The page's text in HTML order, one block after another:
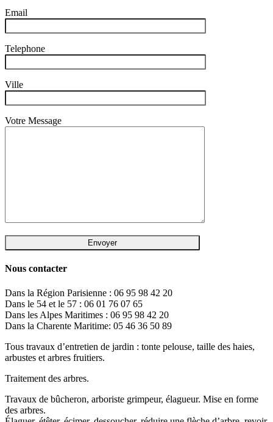
Email
Telephone
Ville
Votre Message
Nous contacter
Dans la Région Parisienne : 06 95 98 42 20
Dans le 54 et le 57 : 06 01 76 07 65
Dans les Alpes Maritimes : 06 95 98 42 20
Dans la Charente Maritime: 05 46 36 50 89
Tous travaux d’entretien de jardin : tonte pelouse, taille des haies,
arbustes et arbres fruitiers.
Traitement des arbres.
Travaux de bûcheron, arboriste grimpeur, élagueur. Mise en forme
des arbres.